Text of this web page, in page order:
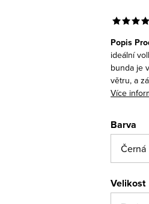
Popis
ideální
bunda je
větru, a
Více
Barva
Velikost